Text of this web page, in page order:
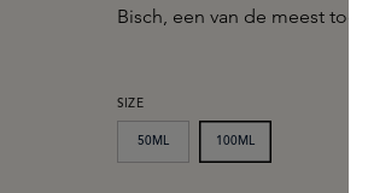
Bisch, een van de meest
SELECTEER
SIZE
50ML 100ML